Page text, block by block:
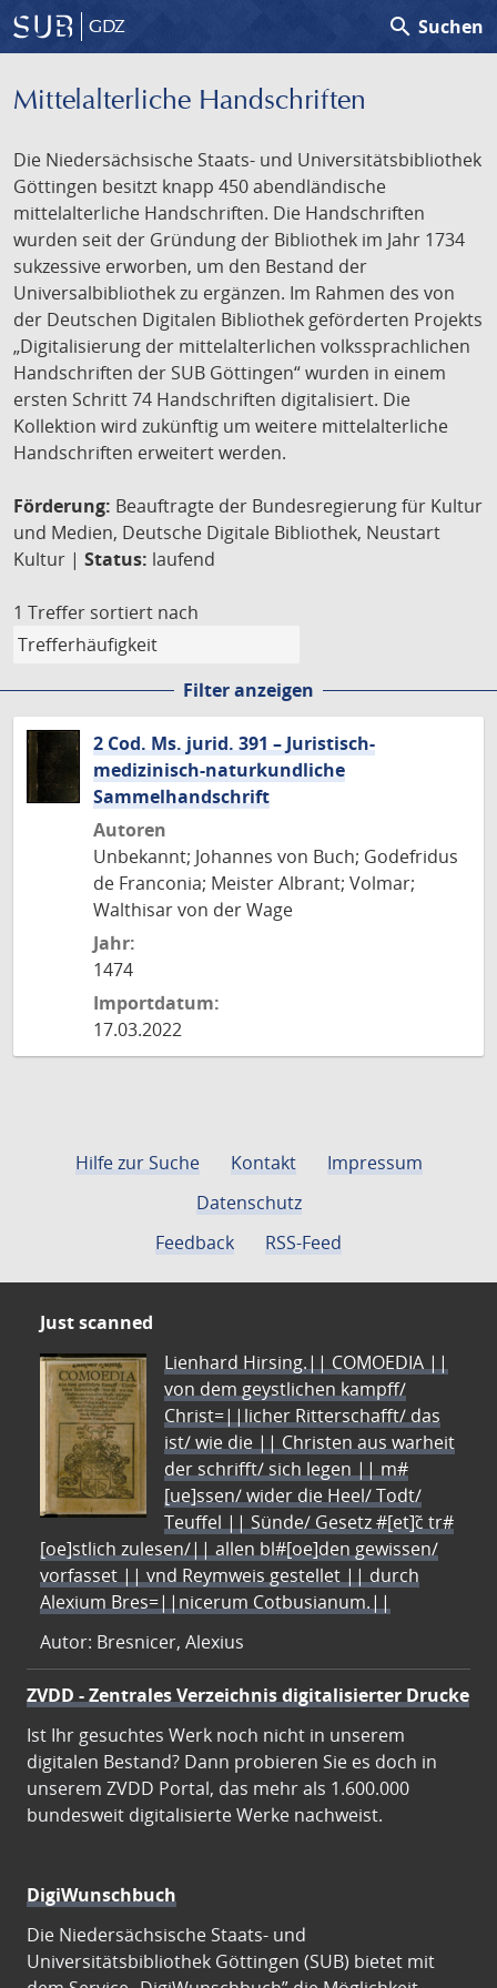
GDZ search Suchen
Mittelalterliche Handschriften
Die Niedersächsische Staats- und Universitätsbibliothek
Göttingen besitzt knapp 450 abendländische
mittelalterliche Handschriften. Die Handschriften
wurden seit der Gründung der Bibliothek im Jahr 1734
sukzessive erworben, um den Bestand der
Universalbibliothek zu ergänzen. Im Rahmen des von
der Deutschen Digitalen Bibliothek geförderten Projekts
„Digitalisierung der mittelalterlichen volkssprachlichen
Handschriften der SUB Göttingen“ wurden in einem
ersten Schritt 74 Handschriften digitalisiert. Die
Kollektion wird zukünftig um weitere mittelalterliche
Handschriften erweitert werden.
Förderung: Beauftragte der Bundesregierung für Kultur
und Medien, Deutsche Digitale Bibliothek, Neustart
Kultur | Status: laufend
1 Treffer sortiert nach
Filter anzeigen
2 Cod. Ms. jurid. 391 – Juristisch-
medizinisch-naturkundliche
Sammelhandschrift
Autoren
Unbekannt; Johannes von Buch; Godefridus
de Franconia; Meister Albrant; Volmar;
Walthisar von der Wage
Jahr:
1474
Importdatum:
17.03.2022
Hilfe zur Suche Kontakt
Impressum
Datenschutz
Feedback
RSS-Feed
Just scanned
Lienhard Hirsing.|| COMOEDIA ||
von dem geystlichen kampff/
Christ=||licher Ritterschafft/ das
ist/ wie die || Christen aus warheit
der schrifft/ sich legen || m#
[ue]ssen/ wider die Heel/ Todt/
Teuffel || Sünde/ Gesetz #[et]c̃ tr#
[oe]stlich zulesen/|| allen bl#[oe]den gewissen/
vorfasset || vnd Reymweis gestellet || durch
Alexium Bres=||nicerum Cotbusianum.||
Autor: Bresnicer, Alexius
ZVDD - Zentrales Verzeichnis digitalisierter Drucke
Ist Ihr gesuchtes Werk noch nicht in unserem
digitalen Bestand? Dann probieren Sie es doch in
unserem ZVDD Portal, das mehr als 1.600.000
bundesweit digitalisierte Werke nachweist.
DigiWunschbuch
Die Niedersächsische Staats- und
Universitätsbibliothek Göttingen (SUB) bietet mit